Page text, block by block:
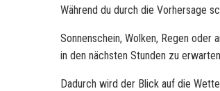
Während du durch die Vorhersage
Sonnenschein, Wolken, Regen
in den nächsten Stunden zu
Dadurch wird der Blick auf die